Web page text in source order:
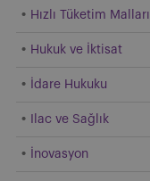
Hızlı Tüketim Malları
Hukuk ve İktisat
İdare Hukuku
Ilac ve Sağlık
İnovasyon